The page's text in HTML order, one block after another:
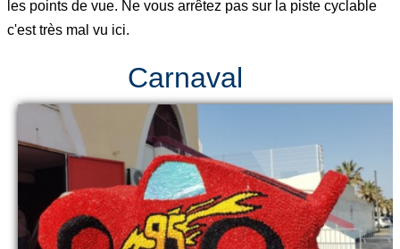
les points de vue. Ne vous arrêtez pas sur la piste cyclable
c'est très mal vu ici.
Carnaval